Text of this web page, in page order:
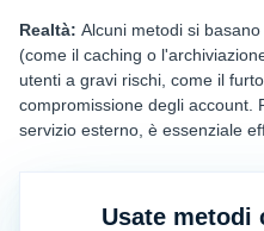
Realtà: Alcuni metodi si
(come il caching o
utenti a gravi rischi, come il
compromissione degli account.
servizio esterno, è essenziale
Usate metodi